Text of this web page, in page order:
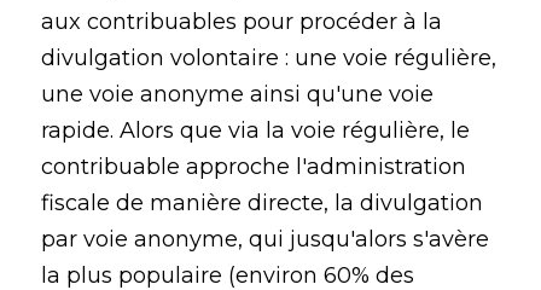
aux contribuables pour procéder à la
divulgation volontaire : une voie régulière,
une voie anonyme ainsi qu'une voie
rapide. Alors que via la voie régulière, le
contribuable approche l'administration
fiscale de manière directe, la divulgation
par voie anonyme, qui jusqu'alors s'avère
la plus populaire (environ 60% des